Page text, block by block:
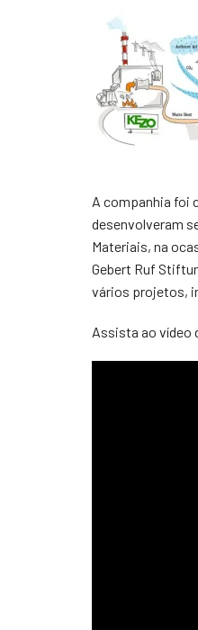
A companhia foi
desenvolveram
Materiais, na
Gebert Ruf
vários projetos,
Assista ao vídeo